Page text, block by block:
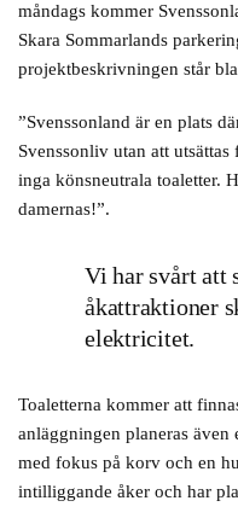
måndags kommer
Skara Sommarlands
projektbeskrivningen står
”Svenssonland är en plats
Svenssonliv utan att
inga könsneutrala toaletter.
damernas!”.
Vi har svårt att
åkattraktioner
elektricitet.
Toaletterna kommer att
anläggningen planeras även
med fokus på korv och en
intilliggande åker och har